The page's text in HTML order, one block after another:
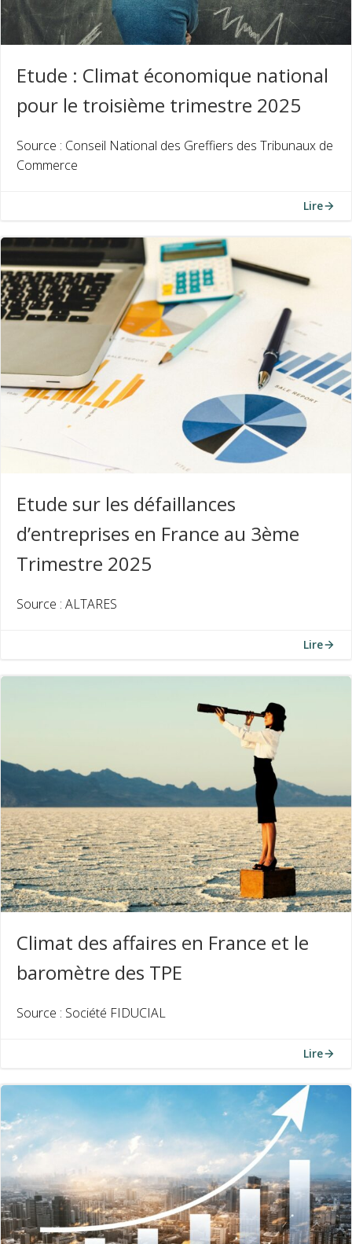
Etude : Climat économique national
pour le troisième trimestre 2025
Source : Conseil National des Greffiers des Tribunaux de
Commerce
Lire
Etude sur les défaillances
d’entreprises en France au 3ème
Trimestre 2025
Source : ALTARES
Lire
Climat des affaires en France et le
baromètre des TPE
Source : Société FIDUCIAL
Lire